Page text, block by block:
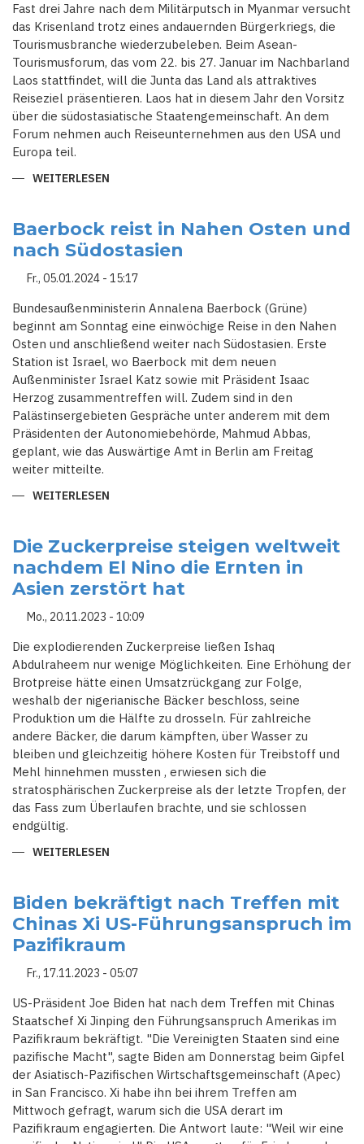
Fast drei Jahre nach dem Militärputsch in Myanmar versucht
das Krisenland trotz eines andauernden Bürgerkriegs, die
Tourismusbranche wiederzubeleben. Beim Asean-
Tourismusforum, das vom 22. bis 27. Januar im Nachbarland
Laos stattfindet, will die Junta das Land als attraktives
Reiseziel präsentieren. Laos hat in diesem Jahr den Vorsitz
über die südostasiatische Staatengemeinschaft. An dem
Forum nehmen auch Reiseunternehmen aus den USA und
Europa teil.
WEITERLESEN
WIEDERBELEBEN
-
TROTZ
BÜRGERKRIEGS
Baerbock reist in Nahen Osten und
nach Südostasien
Fr., 05.01.2024 - 15:17
Bundesaußenministerin Annalena Baerbock (Grüne)
beginnt am Sonntag eine einwöchige Reise in den Nahen
Osten und anschließend weiter nach Südostasien. Erste
Station ist Israel, wo Baerbock mit dem neuen
Außenminister Israel Katz sowie mit Präsident Isaac
Herzog zusammentreffen will. Zudem sind in den
Palästinsergebieten Gespräche unter anderem mit dem
Präsidenten der Autonomiebehörde, Mahmud Abbas,
geplant, wie das Auswärtige Amt in Berlin am Freitag
weiter mitteilte.
WEITERLESEN
NAHEN
OSTEN
UND
NACH
SÜDOSTASIEN
Die Zuckerpreise steigen weltweit
nachdem El Nino die Ernten in
Asien zerstört hat
Mo., 20.11.2023 - 10:09
Die explodierenden Zuckerpreise ließen Ishaq
Abdulraheem nur wenige Möglichkeiten. Eine Erhöhung der
Brotpreise hätte einen Umsatzrückgang zur Folge,
weshalb der nigerianische Bäcker beschloss, seine
Produktion um die Hälfte zu drosseln. Für zahlreiche
andere Bäcker, die darum kämpften, über Wasser zu
bleiben und gleichzeitig höhere Kosten für Treibstoff und
Mehl hinnehmen mussten , erwiesen sich die
stratosphärischen Zuckerpreise als der letzte Tropfen, der
das Fass zum Überlaufen brachte, und sie schlossen
endgültig.
WEITERLESEN
WELTWEIT
NACHDEM
EL
NINO
DIE
ERNTEN
IN
ASIEN
HAT
Biden bekräftigt nach Treffen mit
Chinas Xi US-Führungsanspruch im
Pazifikraum
Fr., 17.11.2023 - 05:07
US-Präsident Joe Biden hat nach dem Treffen mit Chinas
Staatschef Xi Jinping den Führungsanspruch Amerikas im
Pazifikraum bekräftigt. "Die Vereinigten Staaten sind eine
pazifische Macht", sagte Biden am Donnerstag beim Gipfel
der Asiatisch-Pazifischen Wirtschaftsgemeinschaft (Apec)
in San Francisco. Xi habe ihn bei ihrem Treffen am
Mittwoch gefragt, warum sich die USA derart im
Pazifikraum engagierten. Die Antwort laute: "Weil wir eine